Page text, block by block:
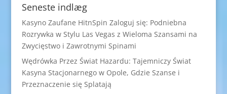
Seneste indlæg
Kasyno Zaufane HitnSpin Zaloguj się: Podniebna
Rozrywka w Stylu Las Vegas z Wieloma Szansami na
Zwycięstwo i Zawrotnymi Spinami
Wędrówka Przez Świat Hazardu: Tajemniczy Świat
Kasyna Stacjonarnego w Opole, Gdzie Szanse i
Przeznaczenie się Splatają